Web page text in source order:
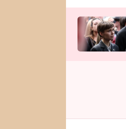
HOROSKOP NA